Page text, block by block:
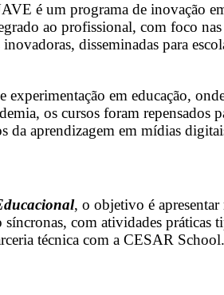
é um programa de inovação
ao profissional, com foco
disseminadas para
em educação,
os cursos foram
da aprendizagem em mídias
, o objetivo é apresentar
com atividades
técnica com a CESAR School.